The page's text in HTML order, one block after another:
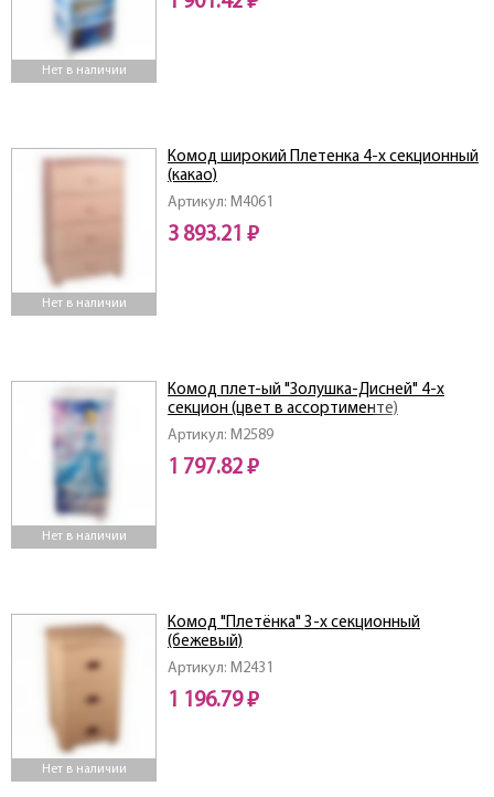
Нет в наличии
Нет в наличии
Артикул: M4061
Комод широкий Плетенка 4-х секционный
(какао)
3 893.21 ₽
Нет в наличии
Артикул: M2589
Комод плет-ый "Золушка-Дисней" 4-х
секцион (цвет в ассортименте)
1 797.82 ₽
Нет в наличии
Артикул: M2431
Комод "Плетёнка" 3-х секционный
(бежевый)
1 196.79 ₽